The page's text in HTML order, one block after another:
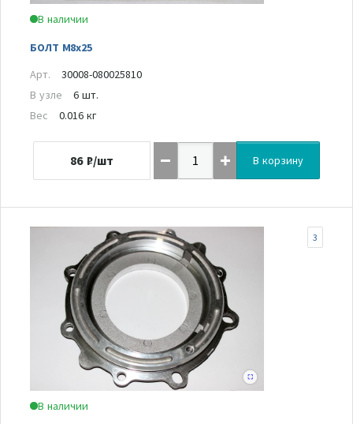
В наличии
БОЛТ M8x25
Арт.
30008-080025810
В узле
6 шт.
Вес
0.016 кг
86 ₽/шт В корзину
В наличии
3